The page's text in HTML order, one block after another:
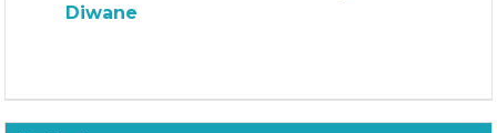
Diwane